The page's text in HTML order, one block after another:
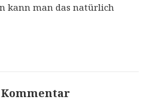
kann man das natürlich